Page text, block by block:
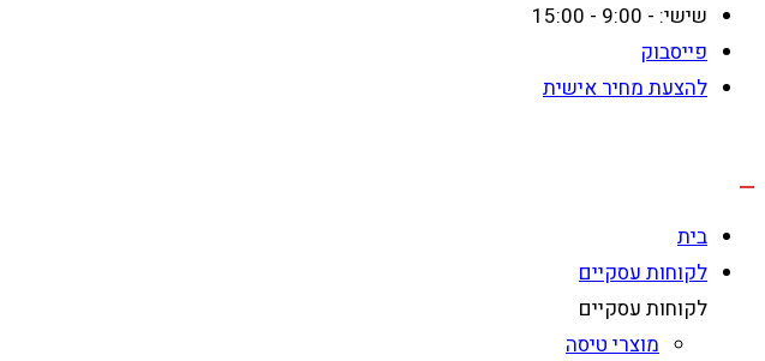
שישי: - 9:00 - 15:00
פייסבוק
להצעת מחיר אישית
בית
לקוחות עסקיים
לקוחות עסקיים
מוצרי טיסה